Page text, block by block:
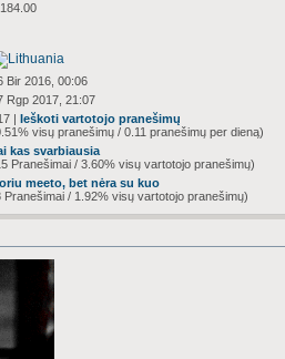
Bir 2016, 00:06
Rgp 2017, 21:07
|Ieškoti vartotojo pranešimų
visų pranešimų / 0.11 pranešimų per dieną)
kas svarbiausia
Pranešimai / 3.60% visų vartotojo pranešimų)
meeto, bet nėra su kuo
Pranešimai / 1.92% visų vartotojo pranešimų)